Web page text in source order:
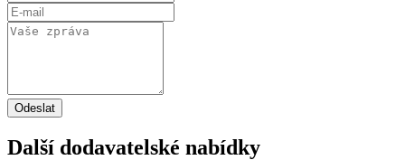
Odeslat
Další dodavatelské nabídky